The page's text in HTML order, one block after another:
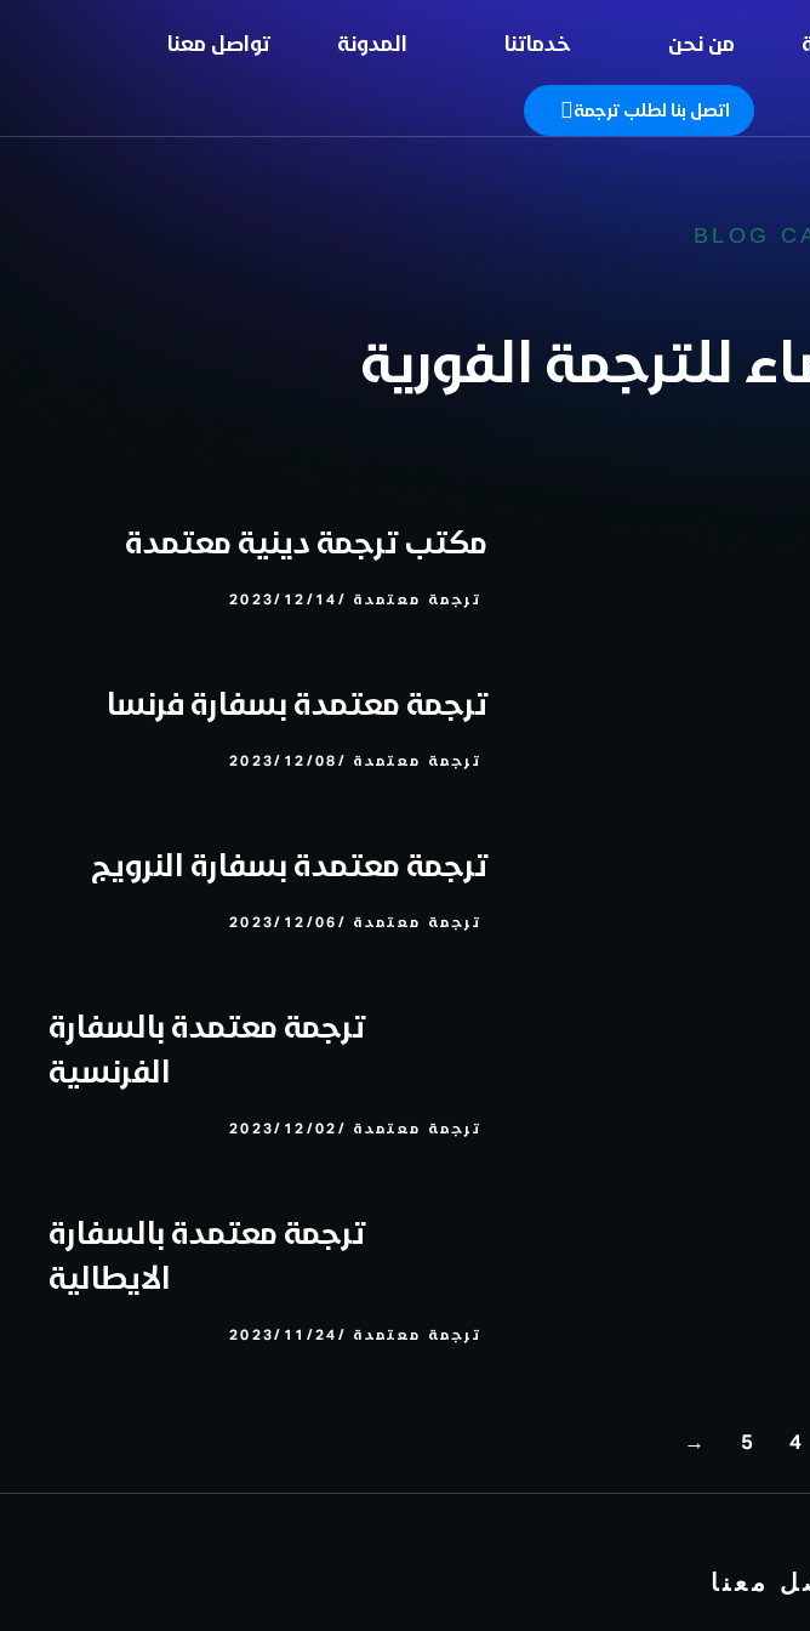
من نحن خدماتنا المدونة تواصل معنا
اتصل بنا لطلب ترجمة
BLOG
للترجمة الفورية
مكتب ترجمة دينية معتمدة
ترجمة معتمدة 2023/12/14
ترجمة معتمدة بسفارة فرنسا
ترجمة معتمدة 2023/12/08
ترجمة معتمدة بسفارة النرويج
ترجمة معتمدة 2023/12/06
ترجمة معتمدة بالسفارة
الفرنسية
ترجمة معتمدة 2023/12/02
ترجمة معتمدة بالسفارة
الايطالية
ترجمة معتمدة 2023/11/24
4
5
→
معنا